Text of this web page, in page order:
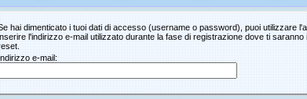
hai dimenticato i tuoi dati di accesso (username o password), puoi utilizzare
l'indirizzo e-mail utilizzato durante la fase di registrazione dove ti
e-mail: